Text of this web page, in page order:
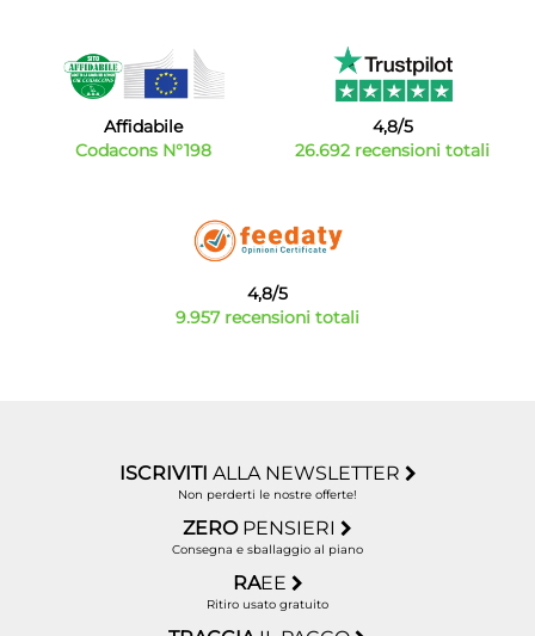
Affidabile
Codacons N°198
4,8/5
26.692 recensioni totali
4,8/5
9.957 recensioni totali
ISCRIVITI ALLA NEWSLETTER
Non perderti le nostre offerte!
ZERO PENSIERI
Consegna e sballaggio al piano
RAEE
Ritiro usato gratuito